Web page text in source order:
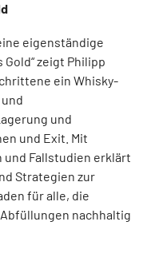
eigenständige
Gold“ zeigt Philipp
ein Whisky-
und
und Exit. Mit
Fallstudien erklärt
Strategien zur
für alle, die
nachhaltig